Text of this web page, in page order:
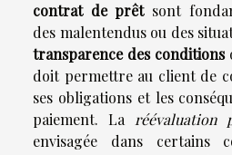
contrat de prêtsont
des malentendus ou des
transparence des conditions
doit permettre au client de
ses obligations et les
paiement. La réévaluation
envisagée dans certains